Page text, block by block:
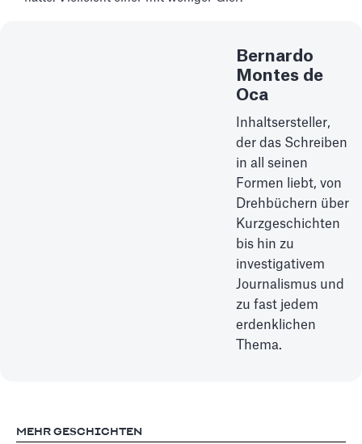
Bernardo
Montes de
Oca
Inhaltsersteller,
der das Schreiben
in all seinen
Formen liebt, von
Drehbüchern über
Kurzgeschichten
bis hin zu
investigativem
Journalismus und
zu fast jedem
erdenklichen
Thema.
MEHR GESCHICHTEN